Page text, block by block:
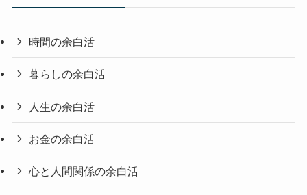
時間の余白活
暮らしの余白活
人生の余白活
お金の余白活
心と人間関係の余白活